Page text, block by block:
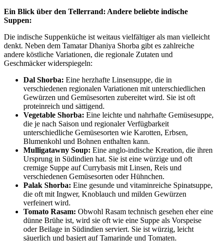
Ein Blick über den Tellerrand: Andere beliebte indische
Suppen:
Die indische Suppenküche ist weitaus vielfältiger als man vielleicht
denkt. Neben dem Tamatar Dhaniya Shorba gibt es zahlreiche
andere köstliche Variationen, die regionale Zutaten und
Geschmäcker widerspiegeln:
Dal Shorba: Eine herzhafte Linsensuppe, die in
verschiedenen regionalen Variationen mit unterschiedlichen
Gewürzen und Gemüsesorten zubereitet wird. Sie ist oft
proteinreich und sättigend.
Vegetable Shorba: Eine leichte und nahrhafte Gemüsesuppe,
die je nach Saison und regionaler Verfügbarkeit
unterschiedliche Gemüsesorten wie Karotten, Erbsen,
Blumenkohl und Bohnen enthalten kann.
Mulligatawny Soup: Eine anglo-indische Kreation, die ihren
Ursprung in Südindien hat. Sie ist eine würzige und oft
cremige Suppe auf Currybasis mit Linsen, Reis und
verschiedenen Gemüsesorten oder Hühnchen.
Palak Shorba: Eine gesunde und vitaminreiche Spinatsuppe,
die oft mit Ingwer, Knoblauch und milden Gewürzen
verfeinert wird.
Tomato Rasam: Obwohl Rasam technisch gesehen eher eine
dünne Brühe ist, wird sie oft wie eine Suppe als Vorspeise
oder Beilage in Südindien serviert. Sie ist würzig, leicht
säuerlich und basiert auf Tamarinde und Tomaten.